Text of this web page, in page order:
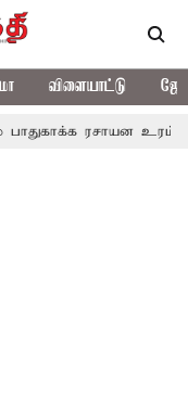
விளையாட்டு
உரம் பயன்பாட்டை